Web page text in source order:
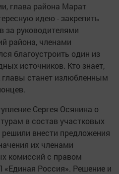
глава района Марат
идею - закрепить
за руководителями
района, членами
благоустроить один из
источников. Кто знает,
станет излюбленным
Сергея Осянина о
в состав участковых
внести предложения
их членами
комиссий с правом
Россия». Решение и